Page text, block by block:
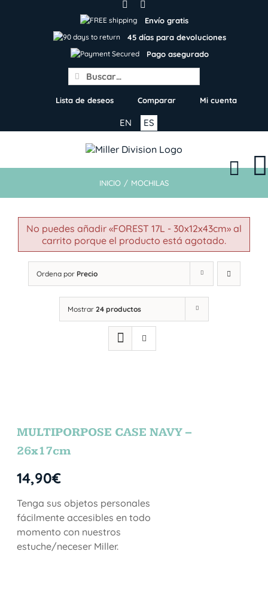
Envío gratis
45 días para devoluciones
Pago asegurado
Search
for:
Lista de deseos Comparar Mi cuenta
ES
EN
INICIO / MOCHILAS
No puedes añadir «FOREST 17L - 30x12x43cm» al
carrito porque el producto está agotado.
Ordena por Precio
Mostrar 24 productos
MULTIPORPOSE CASE NAVY –
26x17cm
14,90€
Tenga sus objetos personales
fácilmente accesibles en todo
momento con nuestros
estuche/neceser Miller.